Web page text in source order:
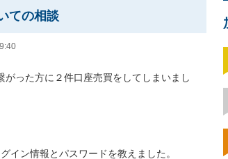
ての相談
った方に２件口座売買をしてしまいまし
イン情報とパスワードを教えました。